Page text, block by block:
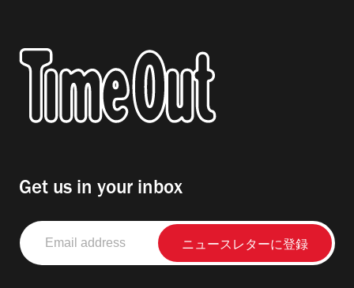
Get us in your inbox
Email
address